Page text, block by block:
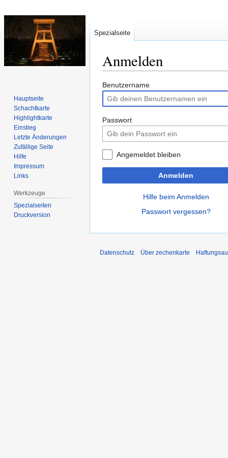
Anmelden
Zur
Navigation
springen
Zur
Suche
springen
Benutzername
Passwort
Angemeldet bleiben
Anmelden
Hilfe beim Anmelden
Passwort vergessen?
Spezialseite
Hauptseite
Schachtkarte
Highlightkarte
Einstieg
Letzte Änderungen
Zufällige Seite
Hilfe
Impressum
Links
Werkzeuge
Spezialseiten
Druckversion
Datenschutz Über zechenkarte